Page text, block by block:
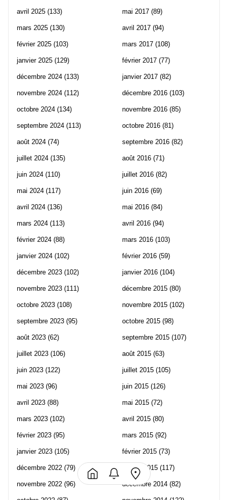
avril 2025 (133)
mars 2025 (130)
février 2025 (103)
janvier 2025 (129)
décembre 2024 (133)
novembre 2024 (112)
octobre 2024 (134)
septembre 2024 (113)
août 2024 (74)
juillet 2024 (135)
juin 2024 (110)
mai 2024 (117)
avril 2024 (136)
mars 2024 (113)
février 2024 (88)
janvier 2024 (102)
décembre 2023 (102)
novembre 2023 (111)
octobre 2023 (108)
septembre 2023 (95)
août 2023 (62)
juillet 2023 (106)
juin 2023 (122)
mai 2023 (96)
avril 2023 (88)
mars 2023 (102)
février 2023 (95)
janvier 2023 (105)
décembre 2022 (79)
novembre 2022 (96)
mai 2017 (89)
avril 2017 (94)
mars 2017 (108)
février 2017 (77)
janvier 2017 (82)
décembre 2016 (103)
novembre 2016 (85)
octobre 2016 (81)
septembre 2016 (82)
août 2016 (71)
juillet 2016 (82)
juin 2016 (69)
mai 2016 (84)
avril 2016 (94)
mars 2016 (103)
février 2016 (59)
janvier 2016 (104)
décembre 2015 (80)
novembre 2015 (102)
octobre 2015 (98)
septembre 2015 (107)
août 2015 (63)
juillet 2015 (105)
juin 2015 (126)
mai 2015 (72)
avril 2015 (80)
mars 2015 (92)
février 2015 (73)
janvier 2015 (117)
décembre 2014 (82)